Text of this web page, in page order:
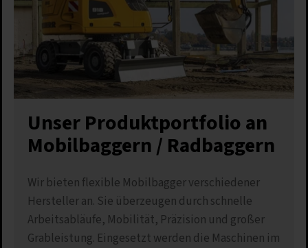
Unser Produktportfolio an
Mobilbaggern / Radbaggern
Wir bieten flexible Mobilbagger verschiedener
Hersteller an. Sie überzeugen durch schnelle
Arbeitsabläufe, Mobilität, Präzision und großer
Grableistung. Eingesetzt werden die Maschinen im